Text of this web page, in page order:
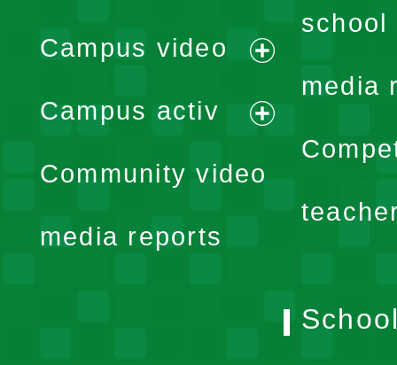
school
media
Campus video
expand
menu
Campus activ
expand
Community video
media reports